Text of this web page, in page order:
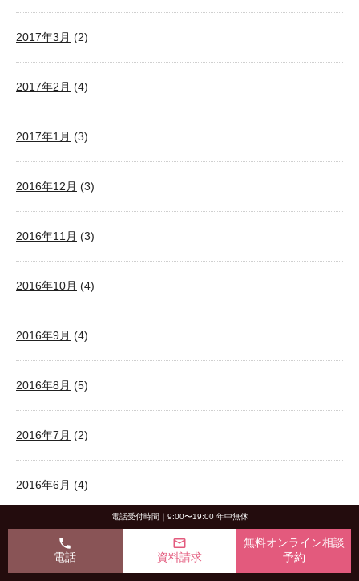
2017年3月 (2)
2017年2月 (4)
2017年1月 (3)
2016年12月 (3)
2016年11月 (3)
2016年10月 (4)
2016年9月 (4)
2016年8月 (5)
2016年7月 (2)
2016年6月 (4)
電話受付時間｜9:00〜19:00 年中無休
phone
電話
mail_outline
資料請求
無料オンライン相談
予約